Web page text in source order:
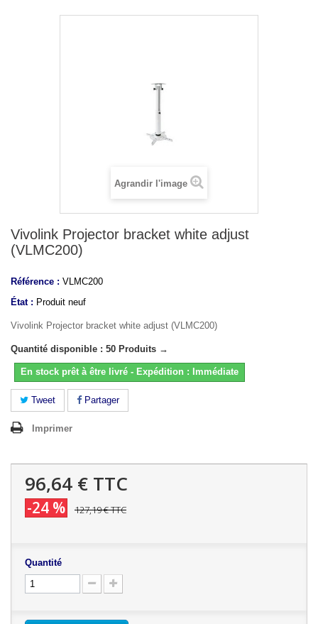
Agrandir l'image
Vivolink Projector bracket white adjust
(VLMC200)
Référence : VLMC200
État : Produit neuf
Vivolink Projector bracket white adjust (VLMC200)
Quantité disponible : 50 Produits →
En stock prêt à être livré - Expédition : Immédiate
Tweet Partager
Imprimer
96,64 € TTC
-24 % 127,19 €TTC
Quantité